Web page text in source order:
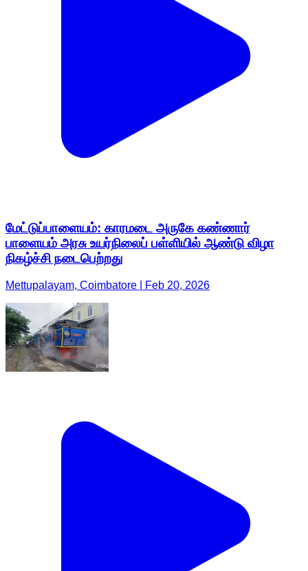
மேட்டுப்பாளையம்: காரமடை அருகே கண்ணார்
பாளையம் அரசு உயர்நிலைப் பள்ளியில் ஆண்டு விழா
நிகழ்ச்சி நடைபெற்றது
Mettupalayam, Coimbatore | Feb 20, 2026